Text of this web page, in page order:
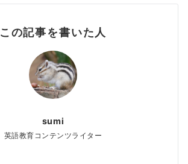
この記事を書いた人
sumi
英語教育コンテンツライター